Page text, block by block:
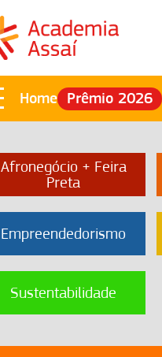
Home Prêmio 2026
Afronegócio + Feira
Preta
Empreendedorismo
Sustentabilidade